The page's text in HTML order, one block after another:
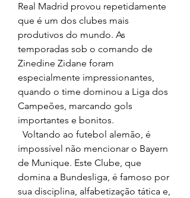
Real Madrid provou repetidamente
que é um dos clubes mais
produtivos do mundo. As
temporadas sob o comando de
Zinedine Zidane foram
especialmente impressionantes,
quando o time dominou a Liga dos
Campeões, marcando gols
importantes e bonitos.
impossível não mencionar o Bayern
de Munique. Este Clube, que
domina a Bundesliga, é famoso por
sua disciplina, alfabetização tática e,